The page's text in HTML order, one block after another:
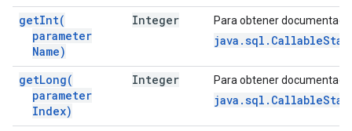
getInt(
parameter
Name)
Integer Para obtener
getLong(
parameter
Index)
Integer Para obtener